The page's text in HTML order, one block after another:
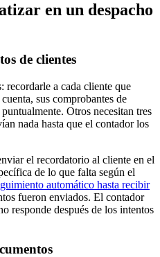
en un despacho
de clientes
recordarle a cada cliente que
sus comprobantes de
Otros necesitan tres
nada hasta que el contador los
el recordatorio al cliente en el
de lo que falta según el
automático hasta recibir
fueron enviados. El contador
responde después de los intentos